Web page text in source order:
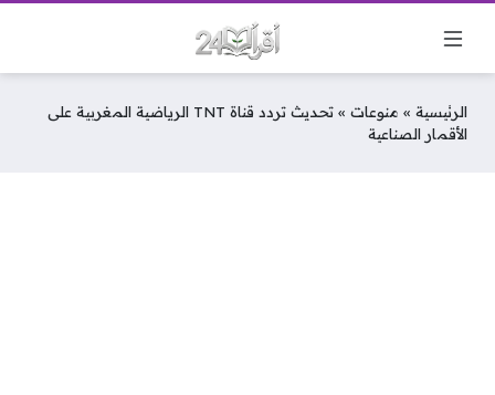
الرئيسية » منوعات »
تحديث تردد قناة TNT الرياضية المغربية على
الأقمار الصناعية